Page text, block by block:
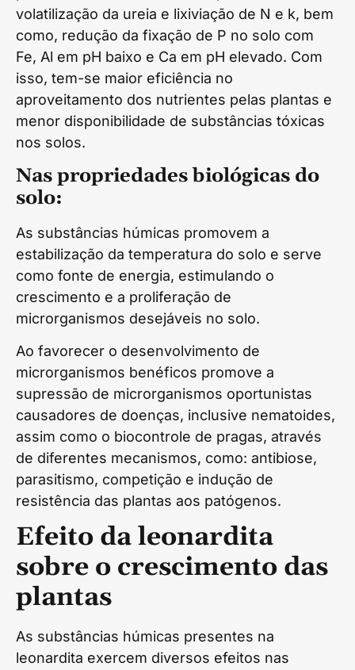
volatilização da ureia e lixiviação de N e k, bem
como, redução da fixação de P no solo com
Fe, Al em pH baixo e Ca em pH elevado. Com
isso, tem-se maior eficiência no
aproveitamento dos nutrientes pelas plantas e
menor disponibilidade de substâncias tóxicas
nos solos.
Nas propriedades biológicas do
solo:
As substâncias húmicas promovem a
estabilização da temperatura do solo e serve
como fonte de energia, estimulando o
crescimento e a proliferação de
microrganismos desejáveis no solo.
Ao favorecer o desenvolvimento de
microrganismos benéficos promove a
supressão de microrganismos oportunistas
causadores de doenças, inclusive nematoides,
assim como o biocontrole de pragas, através
de diferentes mecanismos, como: antibiose,
parasitismo, competição e indução de
resistência das plantas aos patógenos.
Efeito da leonardita
sobre o crescimento das
plantas
As substâncias húmicas presentes na
leonardita exercem diversos efeitos nas